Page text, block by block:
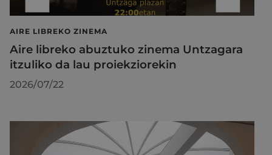
AIRE LIBREKO ZINEMA
Aire libreko abuztuko zinema Untzagara
itzuliko da lau proiekziorekin
2026/07/22